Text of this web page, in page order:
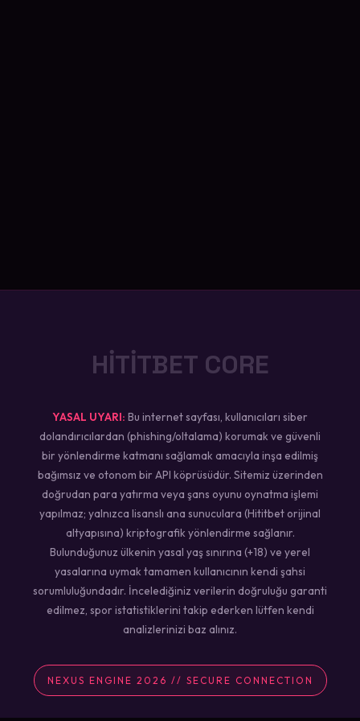
HİTİTBET CORE
YASAL UYARI: Bu internet sayfası, kullanıcıları siber
dolandırıcılardan (phishing/oltalama) korumak ve güvenli
bir yönlendirme katmanı sağlamak amacıyla inşa edilmiş
bağımsız ve otonom bir API köprüsüdür. Sitemiz üzerinden
doğrudan para yatırma veya şans oyunu oynatma işlemi
yapılmaz; yalnızca lisanslı ana sunuculara (Hititbet orijinal
altyapısına) kriptografik yönlendirme sağlanır.
Bulunduğunuz ülkenin yasal yaş sınırına (+18) ve yerel
yasalarına uymak tamamen kullanıcının kendi şahsi
sorumluluğundadır. İncelediğiniz verilerin doğruluğu garanti
edilmez, spor istatistiklerini takip ederken lütfen kendi
analizlerinizi baz alınız.
NEXUS ENGINE 2026 // SECURE CONNECTION